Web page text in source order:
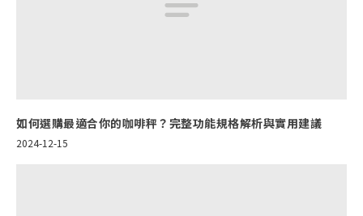
如何選購最適合你的咖啡秤？完整功能規格解析與實用建議
2024-12-15